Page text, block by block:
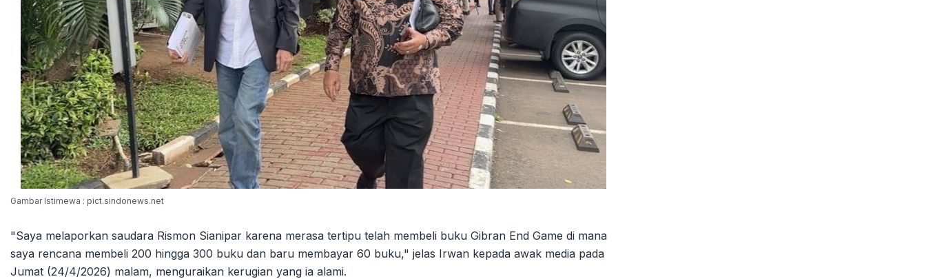
Gambar Istimewa : pict.sindonews.net
"Saya melaporkan saudara Rismon Sianipar karena merasa tertipu telah membeli buku Gibran End Game di mana
saya rencana membeli 200 hingga 300 buku dan baru membayar 60 buku," jelas Irwan kepada awak media pada
Jumat (24/4/2026) malam, menguraikan kerugian yang ia alami.